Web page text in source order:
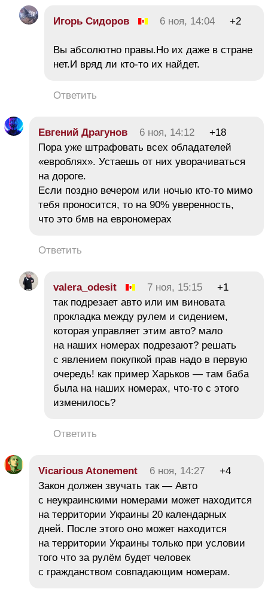
Игорь Сидоров 6 ноя, 14:04 +2
Вы абсолютно правы.Но их даже в стране
нет.И вряд ли кто-то их найдет.
Ответить
Евгений Драгунов 6 ноя, 14:12
+18
Пора уже штрафовать всех обладателей
«евроблях». Устаешь от них уворачиваться
на дороге.
Если поздно вечером или ночью кто-то мимо
тебя проносится, то на 90% уверенность,
что это бмв на еврономерах
Ответить
valera_odesit 7 ноя, 15:15
+1
так подрезает авто или им виновата
прокладка между рулем и сидением,
которая управляет этим авто? мало
на наших номерах подрезают? решать
с явлением покупкой прав надо в первую
очередь! как пример Харьков — там баба
была на наших номерах, что-то с этого
изменилось?
Ответить
Vicarious Atonement 6 ноя, 14:27
+4
Закон должен звучать так — Авто
с неукраинскими номерами может находится
на территории Украины 20 календарных
дней. После этого оно может находится
на территории Украины только при условии
того что за рулём будет человек
с гражданством совпадающим номерам.